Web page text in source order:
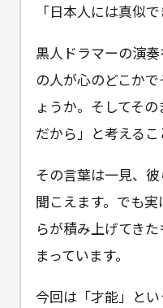
「日本人には真似で
黒人ドラマーの演
の人が心のどこか
ょうか。そしてそ
だから」と考える
その言葉は一見、
聞こえます。でも
らが積み上げてき
まっています。
今回は「才能」と